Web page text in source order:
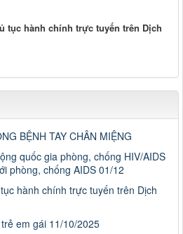
tục hành chính trực tuyến trên Dịch
BỆNH TAY CHÂN MIỆNG
quốc gia phòng, chống HIV/AIDS
phòng, chống AIDS 01/12
hành chính trực tuyến trên Dịch
em gái 11/10/2025